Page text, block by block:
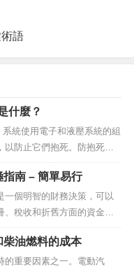
語
什麼？
統使用電子和液壓系統的組
防止它們抱死。防抱死系
液壓控制單元 （HCU） 和電
成。在制動過程中，輪速感
南 – 簡單易行
一個明智的財務決策，可以
稅收和折舊方面的資金。
選擇，以合適的價格找到合
的任務。這就是本指南的
二手...
柴油燃料的成本
的重要因素之一。電動汽